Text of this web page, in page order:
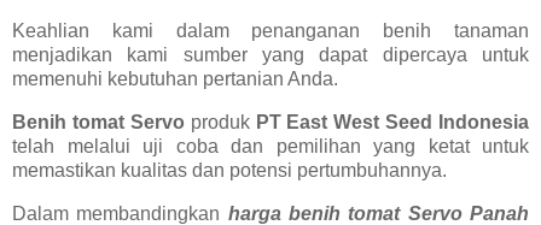
Keahlian kami dalam penanganan benih tanaman
menjadikan kami sumber yang dapat dipercaya untuk
memenuhi kebutuhan pertanian Anda.
Benih tomat Servo produk PT East West Seed Indonesia
telah melalui uji coba dan pemilihan yang ketat untuk
memastikan kualitas dan potensi pertumbuhannya.
Dalam membandingkan harga benih tomat Servo Panah